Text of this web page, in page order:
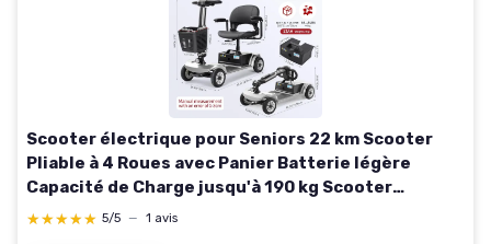
Scooter électrique pour Seniors 22 km Scooter
Pliable à 4 Roues avec Panier Batterie légère
Capacité de Charge jusqu'à 190 kg Scooter
électrique Argent-12ah
★★★★★
★★★★★ 5/5 — 1 avis